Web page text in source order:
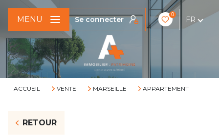
Se connecter
0
FR
MENU
ACCUEIL VENTE MARSEILLE APPARTEMENT
RETOUR